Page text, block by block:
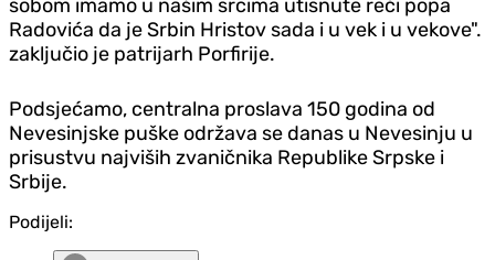
sobom imamo u našim srcima utisnute reči popa
Radovića da je Srbin Hristov sada i u vek i u vekove".
zaključio je patrijarh Porfirije.
Podsjećamo, centralna proslava 150 godina od
Nevesinjske puške održava se danas u Nevesinju u
prisustvu najviših zvaničnika Republike Srpske i
Srbije.
Podijeli: